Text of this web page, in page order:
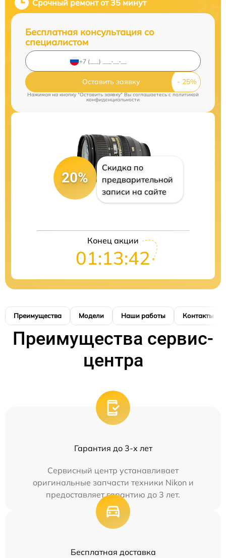
Срочный ремонт от 35 минут
Бесплатная консультация со
специалистом
Оставить заявку
Нажимая на кнопку "Оставить заявку" Вы соглашаетесь cполитикой
конфиденциальности
20%
Скидка по
предварительной
записи на сайте
Конец акции
01:13:41
Преимущества Модели Наши работы Контакты
Преимущества сервис-
центра
Гарантия до 3-х лет
Сервисный центр устанавливает
оригинальные запчасти техники Nikon и
предоставляет гарантию до 3 лет.
Бесплатная доставка